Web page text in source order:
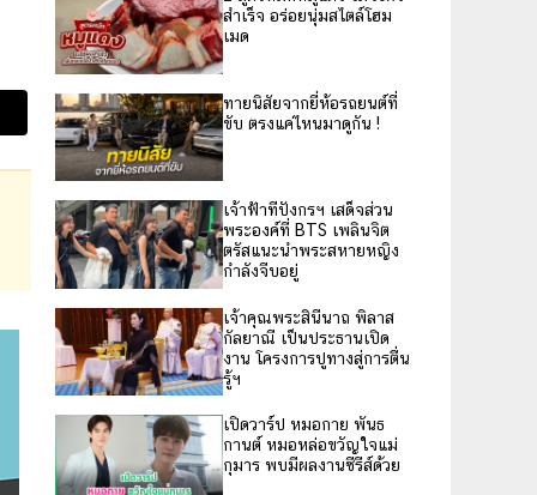
สำเร็จ อร่อยนุ่มสไตล์โฮม
เมด
ทายนิสัยจากยี่ห้อรถยนต์ที่
ขับ ตรงแค่ไหนมาดูกัน !
เจ้าฟ้าทีปังกรฯ เสด็จส่วน
พระองค์ที่ BTS เพลินจิต
ตรัสแนะนำพระสหายหญิง
กำลังจีบอยู่
เจ้าคุณพระสินีนาถ พิลาส
กัลยาณี เป็นประธานเปิด
งาน โครงการปูทางสู่การตื่น
รู้ฯ
เปิดวาร์ป หมอกาย พันธ
กานต์ หมอหล่อขวัญใจแม่
กุมาร พบมีผลงานซีรีส์ด้วย